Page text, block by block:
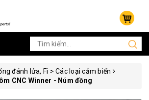
đánh lửa, Fi > Các loại cảm biến
CNC Winner - Núm đồng